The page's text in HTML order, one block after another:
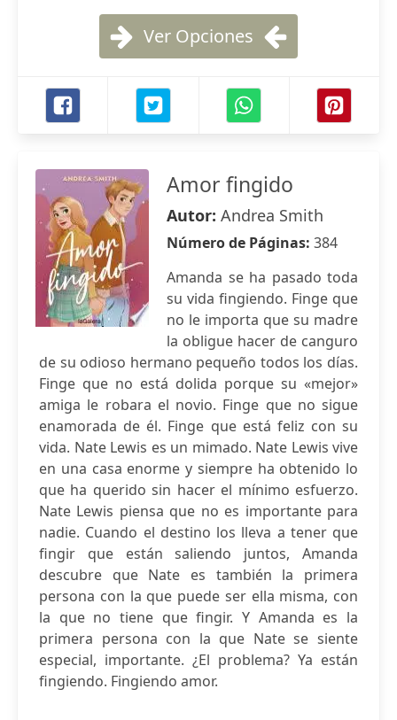
Ver Opciones
Amor fingido
Autor: Andrea Smith
Número de Páginas: 384
Amanda se ha pasado toda
su vida fingiendo. Finge que
no le importa que su madre
la obligue hacer de canguro
de su odioso hermano pequeño todos los días.
Finge que no está dolida porque su «mejor»
amiga le robara el novio. Finge que no sigue
enamorada de él. Finge que está feliz con su
vida. Nate Lewis es un mimado. Nate Lewis vive
en una casa enorme y siempre ha obtenido lo
que ha querido sin hacer el mínimo esfuerzo.
Nate Lewis piensa que no es importante para
nadie. Cuando el destino los lleva a tener que
fingir que están saliendo juntos, Amanda
descubre que Nate es también la primera
persona con la que puede ser ella misma, con
la que no tiene que fingir. Y Amanda es la
primera persona con la que Nate se siente
especial, importante. ¿El problema? Ya están
fingiendo. Fingiendo amor.